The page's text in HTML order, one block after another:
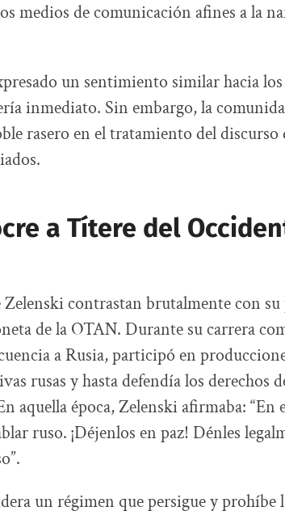
medios de comunicación afines a la
un sentimiento similar hacia
inmediato. Sin embargo, la
rasero en el tratamiento del discurso
a Títere del
Zelenski contrastan brutalmente con su
de la OTAN. Durante su carrera
a Rusia, participó en
rusas y hasta defendía los derechos
aquella época, Zelenski afirmaba: “En
ruso. ¡Déjenlos en paz! Dénles
un régimen que persigue y prohíbe